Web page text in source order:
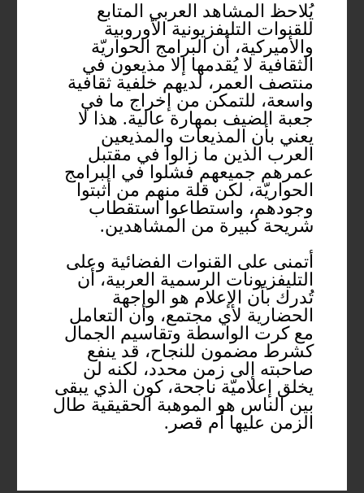
يُلاحظ المشاهد العربي المتابع
للقنوات التليفزيونية الأوروبية
والأميركية، أن البرامج الحواريّة
الثقافية لا يُقدمها إلا مذيعون في
منتصف العمر، لديهم خلفية ثقافية
واسعة، للتمكن من إخراج ما في
جعبة الضيف بمهارة عالية. هذا لا
يعني بأن المذيعات والمذيعين
العرب الذين ما زالوا في مقتبل
عمرهم جميعهم فشلوا في البرامج
الحواريّة، لكن قلة منهم من أثبتوا
وجودهم، واستطاعوا استقطاب
شريحة كبيرة من المشاهدين.
أتمنى على القنوات الفضائية وعلى
التليفزيونات الرسمية العربية، أن
تُدرك بأن الإعلام هو الواجهة
الحضارية لأي مجتمع، وأن التعامل
مع كرت الواسطة وتقاسيم الجمال
كشرط مضمون للنجاح، قد ينفع
صاحبته إلى زمن محدد، لكنه لن
يخلق إعلاميّة ناجحة، كون الذي يبقى
بين الناس هو الموهبة الحقيقية طال
الزمن عليها أم قصر.